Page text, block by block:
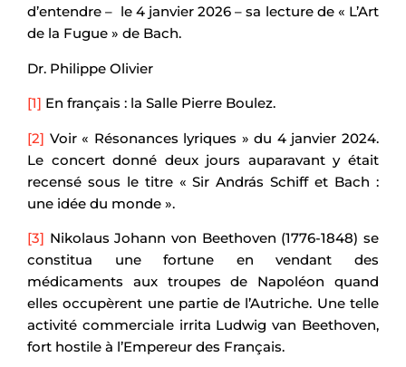
d’entendre – le 4 janvier 2026 – sa lecture de « L’Art
de la Fugue » de Bach.
Dr. Philippe Olivier
[1] En français : la Salle Pierre Boulez.
[2] Voir « Résonances lyriques » du 4 janvier 2024.
Le concert donné deux jours auparavant y était
recensé sous le titre « Sir András Schiff et Bach :
une idée du monde ».
[3] Nikolaus Johann von Beethoven (1776-1848) se
constitua une fortune en vendant des
médicaments aux troupes de Napoléon quand
elles occupèrent une partie de l’Autriche. Une telle
activité commerciale irrita Ludwig van Beethoven,
fort hostile à l’Empereur des Français.